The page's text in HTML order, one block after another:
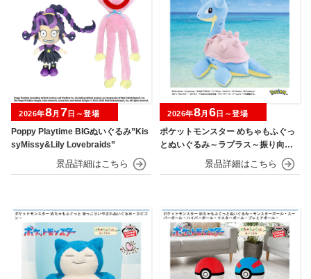
Poppy Playtime BIGぬいぐるみ”Kis
syMissy&Lily Lovebraids”
2026年8月 7 日～登場
ポケットモンスター めちゃもふぐっ
とぬいぐるみ～ラプラス～振り向きv
2026年8月 6 日～登場